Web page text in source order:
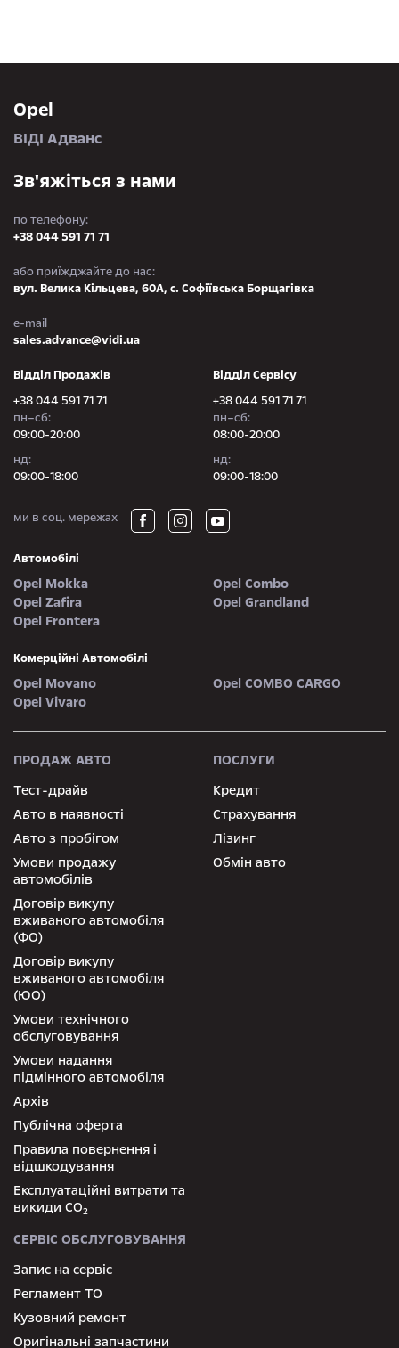
Opel
ВІДІ Адванс
Зв'яжіться з нами
по телефону:
+38 044 591 71 71
або приїжджайте до нас:
вул. Велика Кільцева, 60А, с. Софіївська Борщагівка
e-mail
sales.advance@vidi.ua
Відділ Продажів
+38 044 591 71 71
пн–сб:
09:00-20:00
нд:
09:00-18:00
Відділ Сервісу
+38 044 591 71 71
пн–сб:
08:00-20:00
нд:
09:00-18:00
ми в соц. мережах
Автомобілі
Opel Mokka
Opel Combo
Opel Zafira
Opel Grandland
Opel Frontera
Комерційні Автомобілі
Opel Movano
Opel COMBO CARGO
Opel Vivaro
ПРОДАЖ АВТО
Тест-драйв
Авто в наявності
Авто з пробігом
Умови продажу
автомобілів
Договір викупу
вживаного автомобіля
(ФО)
Договір викупу
вживаного автомобіля
(ЮО)
Умови технічного
обслуговування
Умови надання
підмінного автомобіля
Архів
Публічна оферта
Правила повернення і
відшкодування
Експлуатаційні витрати та
викиди СО2
ПОСЛУГИ
Кредит
Страхування
Лізинг
Обмін авто
СЕРВІС ОБСЛУГОВУВАННЯ
Запис на сервіс
Регламент ТО
Кузовний ремонт
Оригінальні запчастини